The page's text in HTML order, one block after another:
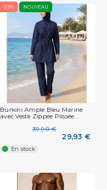
-25% NOUVEAU
Burkini Ample Bleu Marine
avec Veste Zippée Plissée...
39,90 €
29,93 €
En stock